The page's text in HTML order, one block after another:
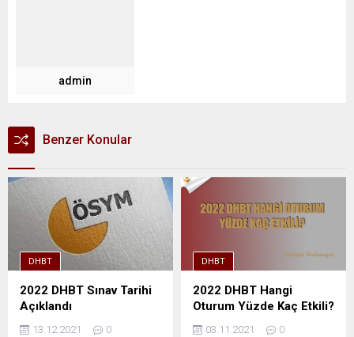
admin
Benzer Konular
DHBT
2022 DHBT Sınav Tarihi
Açıklandı
13.12.2021
0
DHBT
2022 DHBT Hangi
Oturum Yüzde Kaç Etkili?
03.11.2021
0